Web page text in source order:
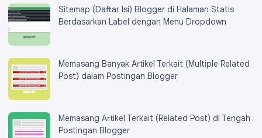
Sitemap (Daftar Isi) Blogger di Halaman Statis
Berdasarkan Label dengan Menu Dropdown
Memasang Banyak Artikel Terkait (Multiple Related
Post) dalam Postingan Blogger
Memasang Artikel Terkait (Related Post) di Tengah
Postingan Blogger